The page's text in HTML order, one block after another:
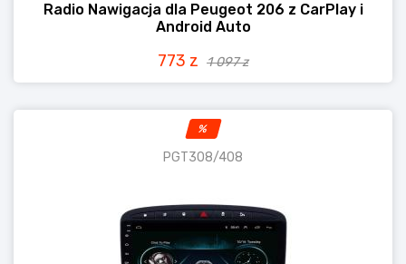
Radio Nawigacja dla Peugeot 206 z CarPlay i
Android Auto
773 z 1 097 z
%
PGT308/408